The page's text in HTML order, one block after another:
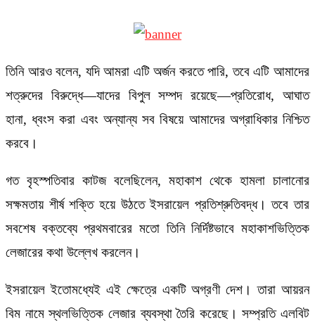
তিনি আরও বলেন, যদি আমরা এটি অর্জন করতে পারি, তবে এটি আমাদের
শত্রুদের বিরুদ্ধে—যাদের বিপুল সম্পদ রয়েছে—প্রতিরোধ, আঘাত
হানা, ধ্বংস করা এবং অন্যান্য সব বিষয়ে আমাদের অগ্রাধিকার নিশ্চিত
করবে।
গত বৃহস্পতিবার কাটজ বলেছিলেন, মহাকাশ থেকে হামলা চালানোর
সক্ষমতায় শীর্ষ শক্তি হয়ে উঠতে ইসরায়েল প্রতিশ্রুতিবদ্ধ। তবে তার
সবশেষ বক্তব্যে প্রথমবারের মতো তিনি নির্দিষ্টভাবে মহাকাশভিত্তিক
লেজারের কথা উল্লেখ করলেন।
ইসরায়েল ইতোমধ্যেই এই ক্ষেত্রে একটি অগ্রণী দেশ। তারা আয়রন
বিম নামে স্থলভিত্তিক লেজার ব্যবস্থা তৈরি করেছে। সম্প্রতি এলবিট